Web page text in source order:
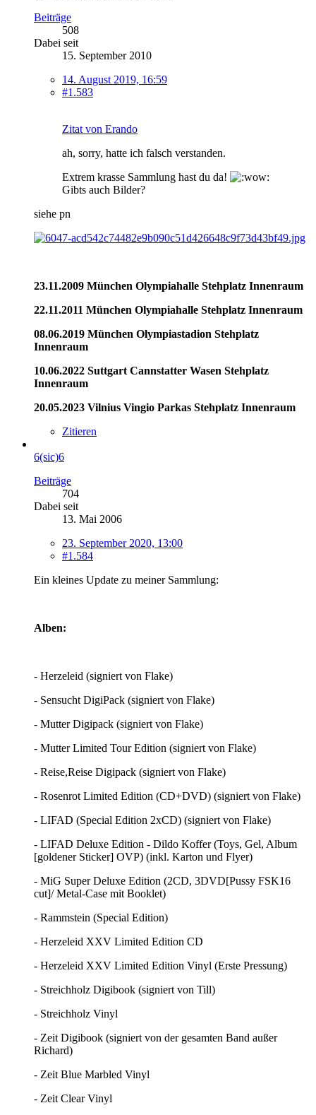
Beiträge
508
Dabei seit
15. September 2010
14. August 2019, 16:59
#1.583
Zitat von Erando
ah, sorry, hatte ich falsch verstanden.
Extrem krasse Sammlung hast du da!
Gibts auch Bilder?
siehe pn
23.11.2009 München Olympiahalle Stehplatz Innenraum
22.11.2011 München Olympiahalle Stehplatz Innenraum
08.06.2019 München Olympiastadion Stehplatz
Innenraum
10.06.2022 Suttgart Cannstatter Wasen Stehplatz
Innenraum
20.05.2023 Vilnius Vingio Parkas Stehplatz Innenraum
Zitieren
6(sic)6
Beiträge
704
Dabei seit
13. Mai 2006
23. September 2020, 13:00
#1.584
Ein kleines Update zu meiner Sammlung:
Alben:
- Herzeleid (signiert von Flake)
- Sensucht DigiPack (signiert von Flake)
- Mutter Digipack (signiert von Flake)
- Mutter Limited Tour Edition (signiert von Flake)
- Reise,Reise Digipack (signiert von Flake)
- Rosenrot Limited Edition (CD+DVD) (signiert von Flake)
- LIFAD (Special Edition 2xCD) (signiert von Flake)
- LIFAD Deluxe Edition - Dildo Koffer (Toys, Gel, Album
[goldener Sticker] OVP) (inkl. Karton und Flyer)
- MiG Super Deluxe Edition (2CD, 3DVD[Pussy FSK16
cut]/ Metal-Case mit Booklet)
- Rammstein (Special Edition)
- Herzeleid XXV Limited Edition CD
- Herzeleid XXV Limited Edition Vinyl (Erste Pressung)
- Streichholz Digibook (signiert von Till)
- Streichholz Vinyl
- Zeit Digibook (signiert von der gesamten Band außer
Richard)
- Zeit Blue Marbled Vinyl
- Zeit Clear Vinyl